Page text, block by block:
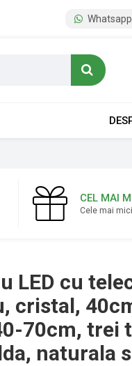
Whatsapp
CEL MAI
Cele mai
LED cu
cristal,
70cm, trei
naturala